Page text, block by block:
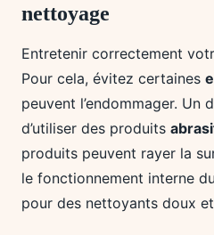
nettoyage
Entretenir correctement
Pour cela, évitez certaines
peuvent l’endommager. Un
d’utiliser des produits
produits peuvent rayer la
le fonctionnement interne
pour des nettoyants doux